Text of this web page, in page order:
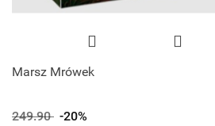
Marsz Mrówek
249.90 -20%